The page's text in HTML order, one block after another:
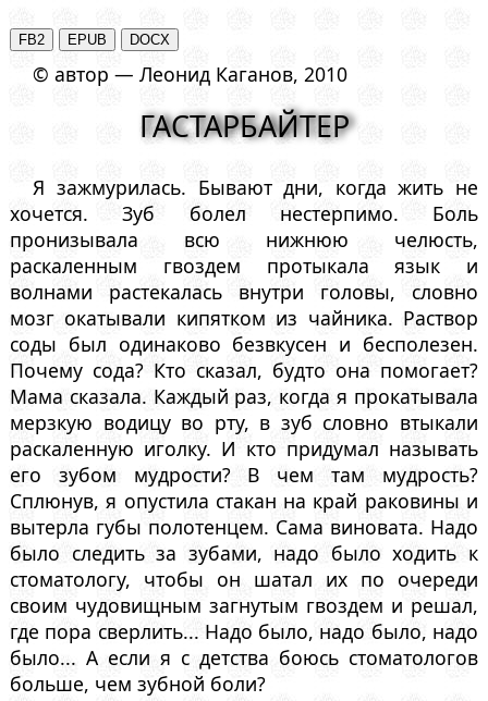
© автор — Леонид Каганов, 2010
ГАСТАРБАЙТЕР
Я зажмурилась. Бывают дни, когда жить не
хочется. Зуб болел нестерпимо. Боль
пронизывала всю нижнюю челюсть,
раскаленным гвоздем протыкала язык и
волнами растекалась внутри головы, словно
мозг окатывали кипятком из чайника. Раствор
соды был одинаково безвкусен и бесполезен.
Почему сода? Кто сказал, будто она помогает?
Мама сказала. Каждый раз, когда я прокатывала
мерзкую водицу во рту, в зуб словно втыкали
раскаленную иголку. И кто придумал называть
его зубом мудрости? В чем там мудрость?
Сплюнув, я опустила стакан на край раковины и
вытерла губы полотенцем. Сама виновата. Надо
было следить за зубами, надо было ходить к
стоматологу, чтобы он шатал их по очереди
своим чудовищным загнутым гвоздем и решал,
где пора сверлить... Надо было, надо было, надо
было... А если я с детства боюсь стоматологов
больше, чем зубной боли?